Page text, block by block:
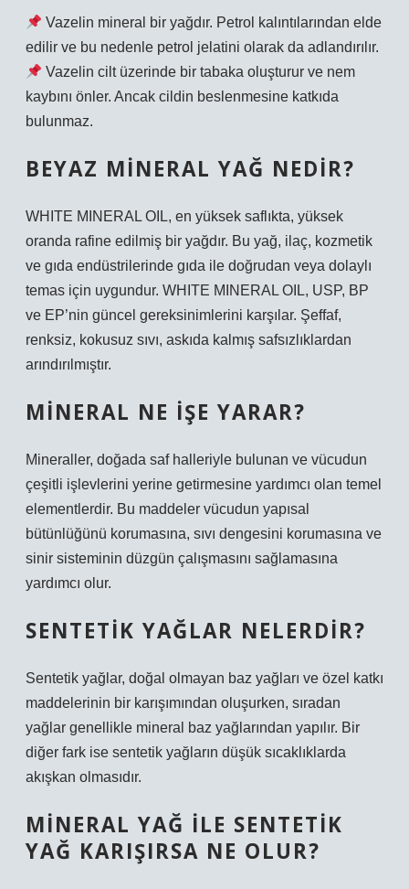
Vazelin mineral bir yağdır. Petrol kalıntılarından elde
edilir ve bu nedenle petrol jelatini olarak da adlandırılır.
Vazelin cilt üzerinde bir tabaka oluşturur ve nem
kaybını önler. Ancak cildin beslenmesine katkıda
bulunmaz.
BEYAZ MINERAL YAĞ NEDIR?
WHITE MINERAL OIL, en yüksek saflıkta, yüksek
oranda rafine edilmiş bir yağdır. Bu yağ, ilaç, kozmetik
ve gıda endüstrilerinde gıda ile doğrudan veya dolaylı
temas için uygundur. WHITE MINERAL OIL, USP, BP
ve EP’nin güncel gereksinimlerini karşılar. Şeffaf,
renksiz, kokusuz sıvı, askıda kalmış safsızlıklardan
arındırılmıştır.
MINERAL NE IŞE YARAR?
Mineraller, doğada saf halleriyle bulunan ve vücudun
çeşitli işlevlerini yerine getirmesine yardımcı olan temel
elementlerdir. Bu maddeler vücudun yapısal
bütünlüğünü korumasına, sıvı dengesini korumasına ve
sinir sisteminin düzgün çalışmasını sağlamasına
yardımcı olur.
SENTETIK YAĞLAR NELERDIR?
Sentetik yağlar, doğal olmayan baz yağları ve özel katkı
maddelerinin bir karışımından oluşurken, sıradan
yağlar genellikle mineral baz yağlarından yapılır. Bir
diğer fark ise sentetik yağların düşük sıcaklıklarda
akışkan olmasıdır.
MINERAL YAĞ ILE SENTETIK
YAĞ KARIŞIRSA NE OLUR?